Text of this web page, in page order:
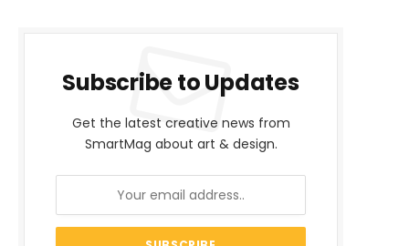
Subscribe to Updates
Get the latest creative news from
SmartMag about art & design.